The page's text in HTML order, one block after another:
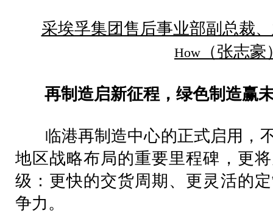
采埃孚集团售后事业部副总裁
How （张志豪
再制造启新征程，绿色制造赢
临港再制造中心的正式启用，
地区战略布局的重要里程碑，更
级：更快的交货周期、更灵活的
争力。